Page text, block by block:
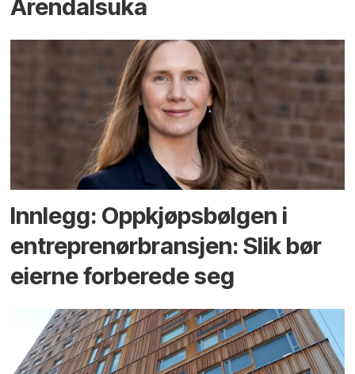
Arendals­uka
Innlegg: Oppkjøps­bølgen i
entreprenør­bransjen: Slik bør
eierne forberede seg